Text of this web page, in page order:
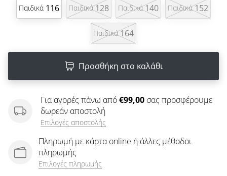
Παιδικά 116 Παιδικά 128 Παιδικά 140 Παιδικά 152
Παιδικά 164
Προσθήκη στο καλάθι
Για αγορές πάνω από€99,00 σας προσφέρουμε
δωρεάν αποστολή
Επιλογές αποστολής
Πληρωμή με κάρτα online ή άλλες μέθοδοι
πληρωμής
Επιλογές πληρωμής